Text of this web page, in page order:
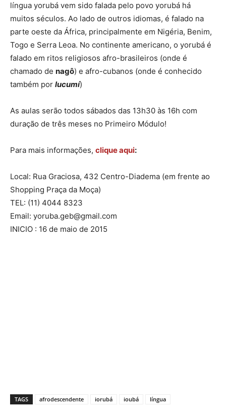
língua yorubá vem sido falada pelo povo yorubá há
muitos séculos. Ao lado de outros idiomas, é falado na
parte oeste da África, principalmente em Nigéria, Benim,
Togo e Serra Leoa. No continente americano, o yorubá é
falado em ritos religiosos afro-brasileiros (onde é
chamado de nagô) e afro-cubanos (onde é conhecido
também por lucumí)
As aulas serão todos sábados das 13h30 às 16h com
duração de três meses no Primeiro Módulo!
Para mais informações, clique aqui:
Local: Rua Graciosa, 432 Centro-Diadema (em frente ao
Shopping Praça da Moça)
TEL: (11) 4044 8323
Email: yoruba.geb@gmail.com
INICIO : 16 de maio de 2015
TAGS afrodescendente iorubá ioubá língua